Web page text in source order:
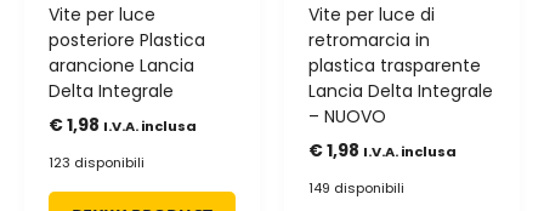
Vite per luce
posteriore Plastica
arancione Lancia
Delta Integrale
€1,98 I.V.A. inclusa
123 disponibili
Vite per luce di
retromarcia in
plastica trasparente
Lancia Delta Integrale
– NUOVO
€1,98 I.V.A. inclusa
149 disponibili